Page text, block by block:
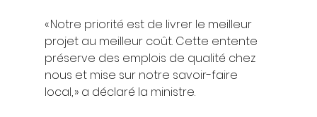
« Notre priorité est de livrer le meilleur
projet au meilleur coût. Cette entente
préserve des emplois de qualité chez
nous et mise sur notre savoir-faire
local, » a déclaré la ministre.